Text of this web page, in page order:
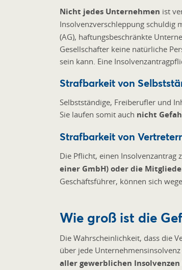
Nicht jedes Unternehmen ist
Insolvenzverschleppung schuldig
(AG), haftungsbeschränkte
Gesellschafter keine natürliche
sein kann. Eine
Strafbarkeit von
Selbstständige, Freiberufler und
Sie laufen somit auch nicht
Strafbarkeit von
Die Pflicht, einen Insolvenzantrag
einer GmbH) oder die
Geschäftsführer, können sich
Wie groß ist die
Die Wahrscheinlichkeit, dass die
über jede
aller gewerblichen Insolvenzen